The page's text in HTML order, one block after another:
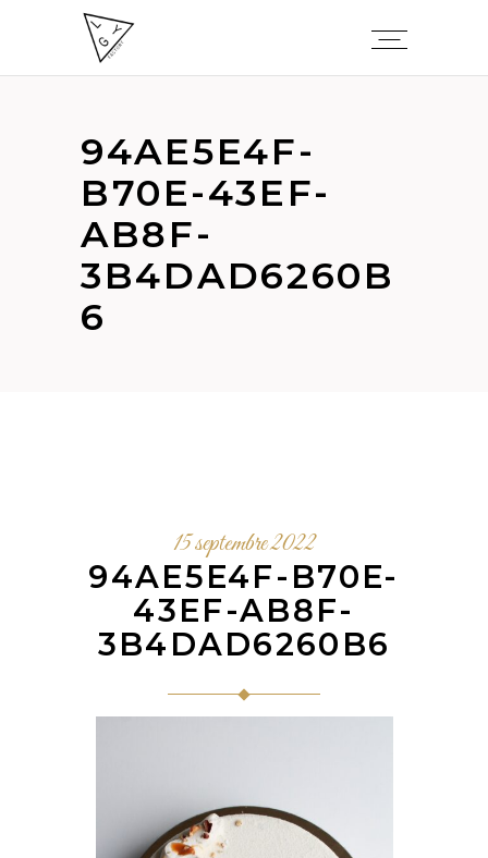
94AE5E4F-
B70E-43EF-
AB8F-
3B4DAD6260B
6
15 septembre 2022
94AE5E4F-B70E-
43EF-AB8F-
3B4DAD6260B6